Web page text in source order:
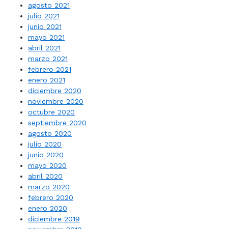
agosto 2021
julio 2021
junio 2021
mayo 2021
abril 2021
marzo 2021
febrero 2021
enero 2021
diciembre 2020
noviembre 2020
octubre 2020
septiembre 2020
agosto 2020
julio 2020
junio 2020
mayo 2020
abril 2020
marzo 2020
febrero 2020
enero 2020
diciembre 2019